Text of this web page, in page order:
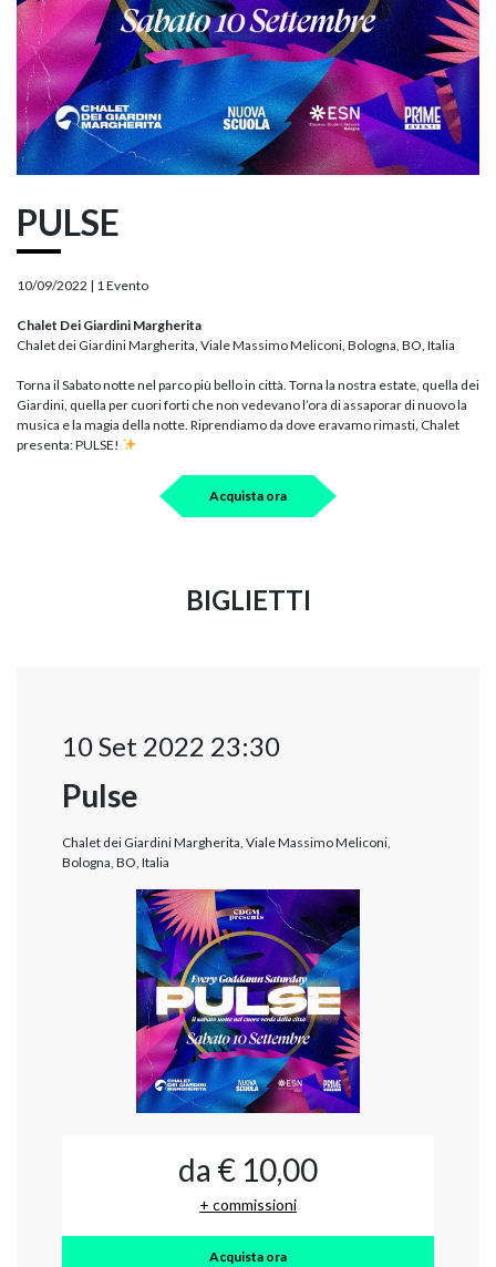
PULSE
10/09/2022 | 1 Evento
Chalet Dei Giardini Margherita
Chalet dei Giardini Margherita, Viale Massimo Meliconi, Bologna, BO, Italia
Torna il Sabato notte nel parco più bello in città. Torna la nostra estate, quella dei
Giardini, quella per cuori forti che non vedevano l’ora di assaporar di nuovo la
musica e la magia della notte. Riprendiamo da dove eravamo rimasti, Chalet
presenta: PULSE!
Acquista ora
BIGLIETTI
10 Set 2022 23:30
Pulse
Chalet dei Giardini Margherita, Viale Massimo Meliconi,
Bologna, BO, Italia
da € 10,00
+ commissioni
Acquista ora